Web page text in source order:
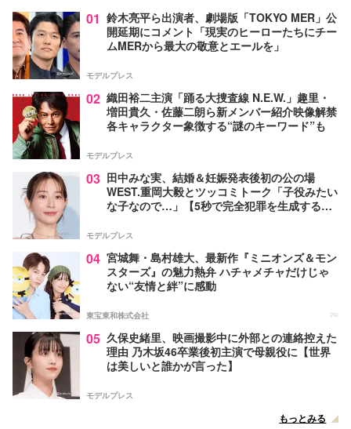
01 鈴木亮平ら出演者、劇場版「TOKYO MER」公
開延期にコメント「現実のヒーローたちにチー
ムMERから最大の敬意とエールを」
モデルプレス
02 織田裕二主演「踊る大捜査線 N.E.W.」趣里・
増田貴久・佐藤二朗ら新メンバー紹介映像解禁
各キャラクター象徴する“謎のキーワード”も
モデルプレス
03 田中みな実、結婚＆妊娠発表後初の公の場
WEST.重岡大毅とツッコミトーク「子役みたい
な子なので…」【5秒で完全犯罪を生成する方
モデルプレス
04 宮城舞・島村雄大、最新作『ミニオンズ＆モン
スターズ』の魅力熱弁 ハチャメチャだけじゃ
ない“友情と絆”に感動
東宝東和株式会社 PR
05 久保史緒里、映画撮影中に外部との連絡控えた
理由 乃木坂46卒業後初主演で母親役に【世界
は美しいと誰かが言った】
モデルプレス
もっとみる